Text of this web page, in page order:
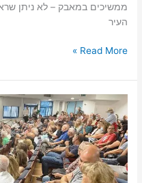
ממשיכים במאבק – לא ניתן
העיר
Read More »
מפגש
תושבים
עם
ראש
העיר
בשכונת